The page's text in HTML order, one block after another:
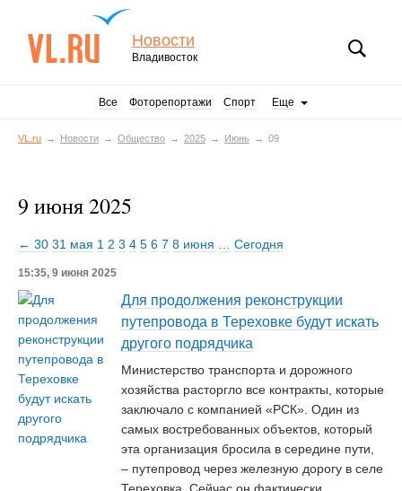
Новости
Владивосток
Все Фоторепортажи Спорт Еще
VL.ru Новости Общество 2025 Июнь 09
9 июня 2025
← 30 31 мая 1 2 3 4 5 6 7 8 июня Сегодня
15:35, 9 июня 2025
Для продолжения реконструкции
путепровода в Тереховке будут искать
другого подрядчика
Министерство транспорта и дорожного
хозяйства расторгло все контракты, которые
заключало с компанией «РСК». Один из
самых востребованных объектов, который
эта организация бросила в середине пути,
– путепровод через железную дорогу в селе